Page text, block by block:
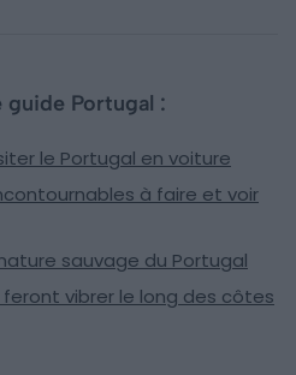
guide Portugal :
le Portugal en voiture
à faire et voir
sauvage du Portugal
vibrer le long des côtes